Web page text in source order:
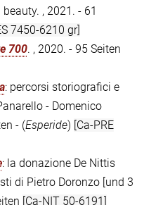
, 2021. - 61
7450-6210 gr]
700. , 2020. - 95 Seiten
: percorsi storiografici e
- Domenico
- (Esperide) [Ca-PRE
: la donazione De Nittis
di Pietro Doronzo [und 3
[Ca-NIT 50-6191]